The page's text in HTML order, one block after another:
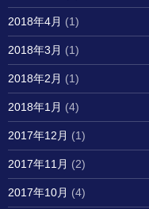
2018年4月 (1)
2018年3月 (1)
2018年2月 (1)
2018年1月 (4)
2017年12月 (1)
2017年11月 (2)
2017年10月 (4)